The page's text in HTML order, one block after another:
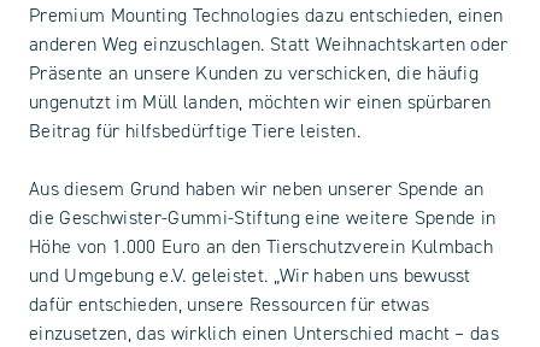
Premium Mounting Technologies dazu entschieden, einen
anderen Weg einzuschlagen. Statt Weihnachtskarten oder
Präsente an unsere Kunden zu verschicken, die häufig
ungenutzt im Müll landen, möchten wir einen spürbaren
Beitrag für hilfsbedürftige Tiere leisten.
Aus diesem Grund haben wir neben unserer Spende an
die Geschwister-Gummi-Stiftung eine weitere Spende in
Höhe von 1.000 Euro an den Tierschutzverein Kulmbach
und Umgebung e.V. geleistet. „Wir haben uns bewusst
dafür entschieden, unsere Ressourcen für etwas
einzusetzen, das wirklich einen Unterschied macht – das